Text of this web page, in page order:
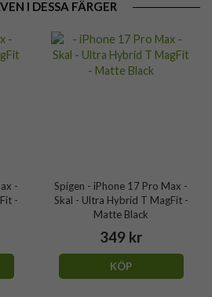
I DESSA FÄRGER
-
-
Spigen - iPhone 17 Pro Max -
Skal - Ultra Hybrid T MagFit -
Matte Black
349 kr
KÖP